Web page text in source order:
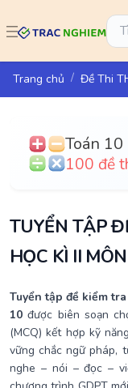
Trang chủ Đề Thi
Toán 10
100 đề
TUYỂN TẬP
HỌC KÌ II
Tuyển tập đề kiểm
10 được biên soạn
(MCQ) kết hợp kỹ
vững chắc ngữ pháp,
nghe – nói – đọc –